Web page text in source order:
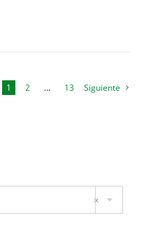
1 2 … 13 Siguiente
×